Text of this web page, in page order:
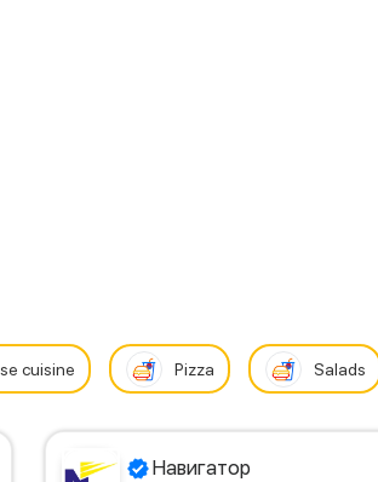
cuisine Pizza Salads
Навигатор